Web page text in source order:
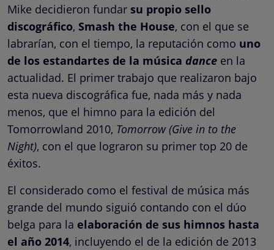
Mike decidieron fundar su propio sello
discográfico, Smash the House, con el que se
labrarían, con el tiempo, la reputación como uno
de los estandartes de la música dance en la
actualidad. El primer trabajo que realizaron bajo
esta nueva discográfica fue, nada más y nada
menos, que el himno para la edición del
Tomorrowland 2010, Tomorrow (Give in to the
Night), con el que lograron su primer top 20 de
éxitos.
El considerado como el festival de música más
grande del mundo siguió contando con el dúo
belga para la elaboración de sus himnos hasta
el año 2014, incluyendo el de la edición de 2013